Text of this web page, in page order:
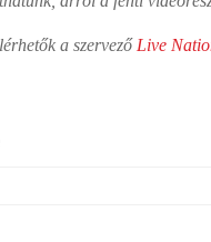
a szervező Live